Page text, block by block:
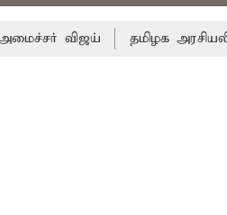
விஜய் தமிழக அரசியலில்